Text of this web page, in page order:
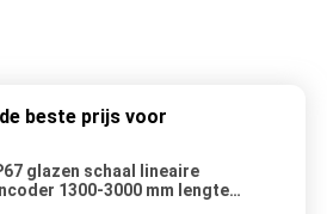
beste prijs voor
glazen schaal lineaire
1300-3000 mm lengte